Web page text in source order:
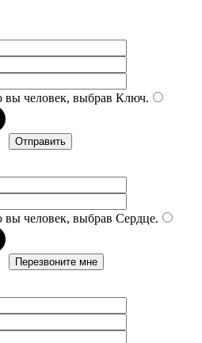
вы человек, выбрав Ключ.
вы человек, выбрав Сердце.